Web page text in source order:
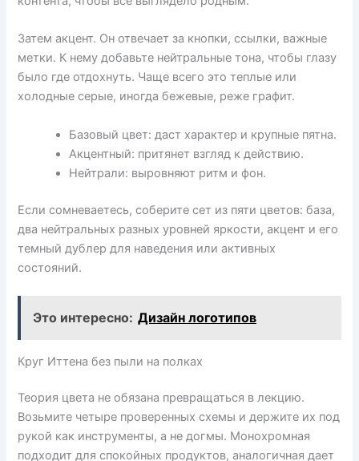
Затем акцент. Он отвечает за кнопки, ссылки, важные
метки. К нему добавьте нейтральные тона, чтобы глазу
было где отдохнуть. Чаще всего это теплые или
холодные серые, иногда бежевые, реже графит.
Базовый цвет: даст характер и крупные пятна.
Акцентный: притянет взгляд к действию.
Нейтрали: выровняют ритм и фон.
Если сомневаетесь, соберите сет из пяти цветов: база,
два нейтральных разных уровней яркости, акцент и его
темный дублер для наведения или активных
состояний.
Это интересно: Дизайн логотипов
Круг Иттена без пыли на полках
Теория цвета не обязана превращаться в лекцию.
Возьмите четыре проверенных схемы и держите их под
рукой как инструменты, а не догмы. Монохромная
подходит для спокойных продуктов, аналогичная дает